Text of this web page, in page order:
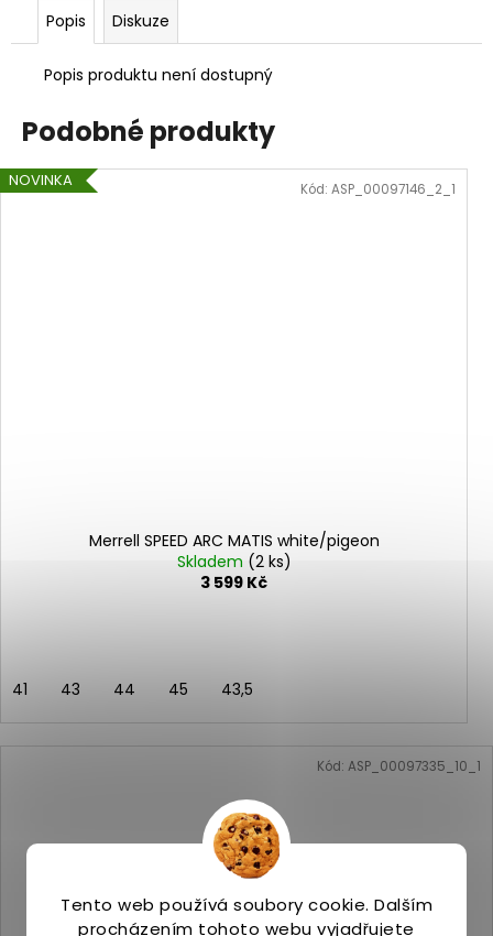
Tento web používá soubory cookie. Dalším
procházením tohoto webu vyjadřujete
Popis Diskuze
Popis produktu není dostupný
Podobné produkty
NOVINKA
Merrell SPEED ARC MATIS white/pigeon
Skladem (2 ks)
3 599 Kč
41 43 44 45 43,5
Kód: ASP_00097146_2_1
Kód: ASP_00097335_10_1